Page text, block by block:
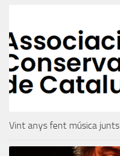
Vint anys fent música junts